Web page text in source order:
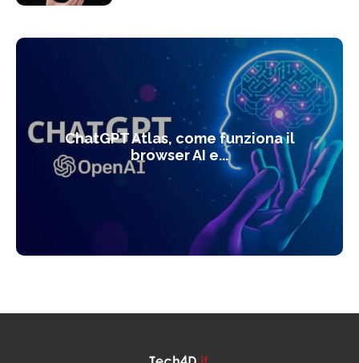
ChatGPT Atlas, come funziona il
browser AI e...